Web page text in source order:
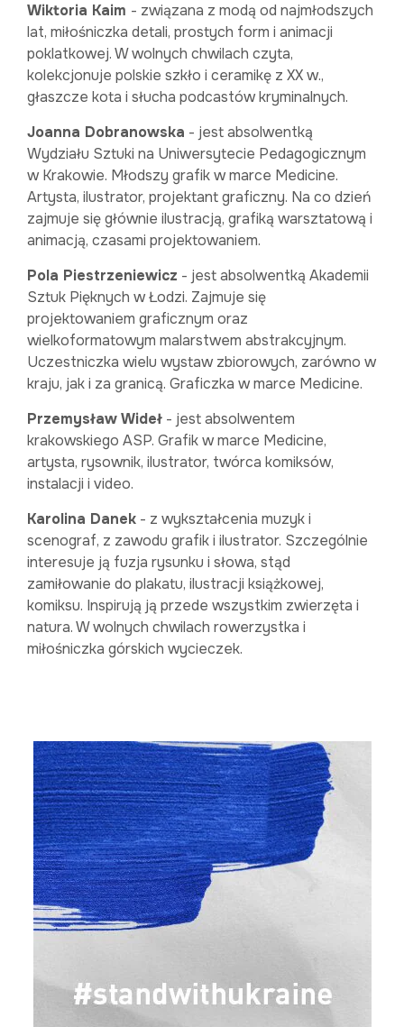
Wiktoria Kaim - związana z modą od najmłodszych
lat, miłośniczka detali, prostych form i animacji
poklatkowej. W wolnych chwilach czyta,
kolekcjonuje polskie szkło i ceramikę z XX w.,
głaszcze kota i słucha podcastów kryminalnych.
Joanna Dobranowska - jest absolwentką
Wydziału Sztuki na Uniwersytecie Pedagogicznym
w Krakowie. Młodszy grafik w marce Medicine.
Artysta, ilustrator, projektant graficzny. Na co dzień
zajmuje się głównie ilustracją, grafiką warsztatową i
animacją, czasami projektowaniem.
Pola Piestrzeniewicz - jest absolwentką Akademii
Sztuk Pięknych w Łodzi. Zajmuje się
projektowaniem graficznym oraz
wielkoformatowym malarstwem abstrakcyjnym.
Uczestniczka wielu wystaw zbiorowych, zarówno w
kraju, jak i za granicą. Graficzka w marce Medicine.
Przemysław Wideł - jest absolwentem
krakowskiego ASP. Grafik w marce Medicine,
artysta, rysownik, ilustrator, twórca komiksów,
instalacji i video.
Karolina Danek - z wykształcenia muzyk i
scenograf, z zawodu grafik i ilustrator. Szczególnie
interesuje ją fuzja rysunku i słowa, stąd
zamiłowanie do plakatu, ilustracji książkowej,
komiksu. Inspirują ją przede wszystkim zwierzęta i
natura. W wolnych chwilach rowerzystka i
miłośniczka górskich wycieczek.